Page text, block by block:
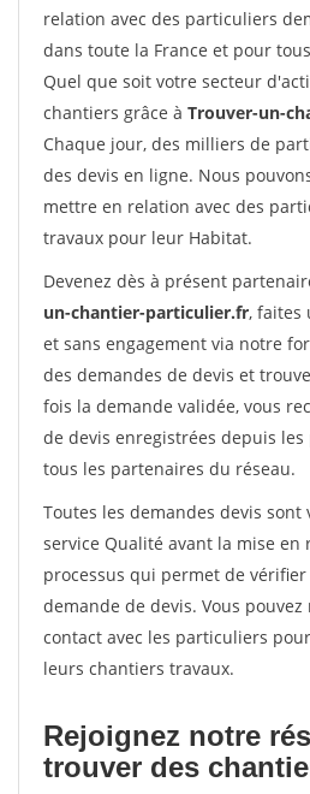
relation avec des particuliers
dans toute la France et pour
Quel que soit votre secteur
chantiers grâce à Trouver-un-
Chaque jour, des milliers de
des devis en ligne. Nous
mettre en relation avec des
travaux pour leur Habitat.
Devenez dès à présent
un-chantier-particulier.fr, faites
et sans engagement via notre
des demandes de devis et
fois la demande validée, vous
de devis enregistrées depuis
tous les partenaires du réseau.
Toutes les demandes devis
service Qualité avant la mise en
processus qui permet de
demande de devis. Vous
contact avec les particuliers
leurs chantiers travaux.
Rejoignez notre
trouver des